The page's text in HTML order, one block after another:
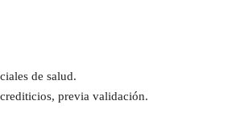
de salud.
previa validación.